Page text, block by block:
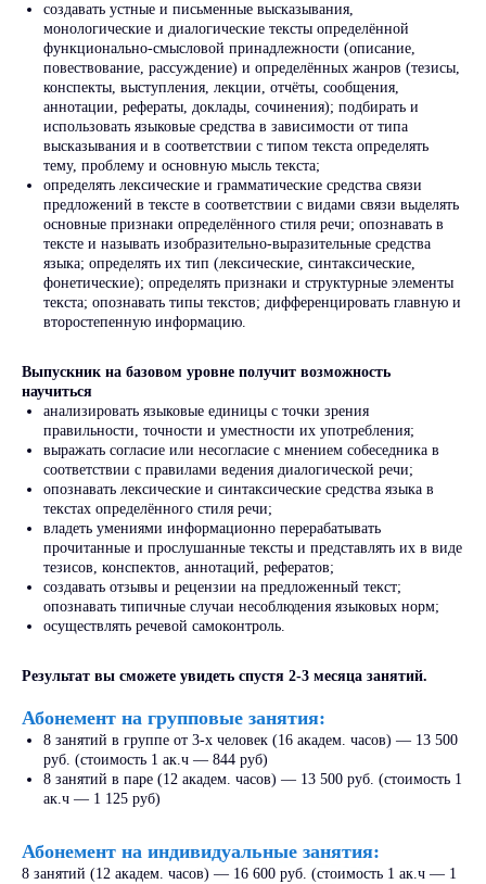
создавать устные и письменные высказывания,
монологические и диалогические тексты определённой
функционально-смысловой принадлежности (описание,
повествование, рассуждение) и определённых жанров (тезисы,
конспекты, выступления, лекции, отчёты, сообщения,
аннотации, рефераты, доклады, сочинения); подбирать и
использовать языковые средства в зависимости от типа
высказывания и в соответствии с типом текста определять
тему, проблему и основную мысль текста;
определять лексические и грамматические средства связи
предложений в тексте в соответствии с видами связи выделять
основные признаки определённого стиля речи; опознавать в
тексте и называть изобразительно-выразительные средства
языка; определять их тип (лексические, синтаксические,
фонетические); определять признаки и структурные элементы
текста; опознавать типы текстов; дифференцировать главную и
второстепенную информацию.
Выпускник на базовом уровне получит возможность
научиться
анализировать языковые единицы с точки зрения
правильности, точности и уместности их употребления;
выражать согласие или несогласие с мнением собеседника в
соответствии с правилами ведения диалогической речи;
опознавать лексические и синтаксические средства языка в
текстах определённого стиля речи;
владеть умениями информационно перерабатывать
прочитанные и прослушанные тексты и представлять их в виде
тезисов, конспектов, аннотаций, рефератов;
создавать отзывы и рецензии на предложенный текст;
опознавать типичные случаи несоблюдения языковых норм;
осуществлять речевой самоконтроль.
Результат вы сможете увидеть спустя 2-3 месяца занятий.
Абонемент на групповые занятия:
8 занятий в группе от 3-х человек (16 академ. часов) — 13 500
руб. (стоимость 1 ак.ч — 844 руб)
8 занятий в паре (12 академ. часов) — 13 500 руб. (стоимость 1
ак.ч — 1 125 руб)
Абонемент на индивидуальные занятия:
8 занятий (12 академ. часов) — 16 600 руб. (стоимость 1 ак.ч — 1
У нас учитьсявыгодно!
«СкиллПлюс» преподает по
образовательной лицензии,
поэтому можно вернуть до 13%
- 13%
Оформить
налоговый вычет
до
- 100%
Узнать как